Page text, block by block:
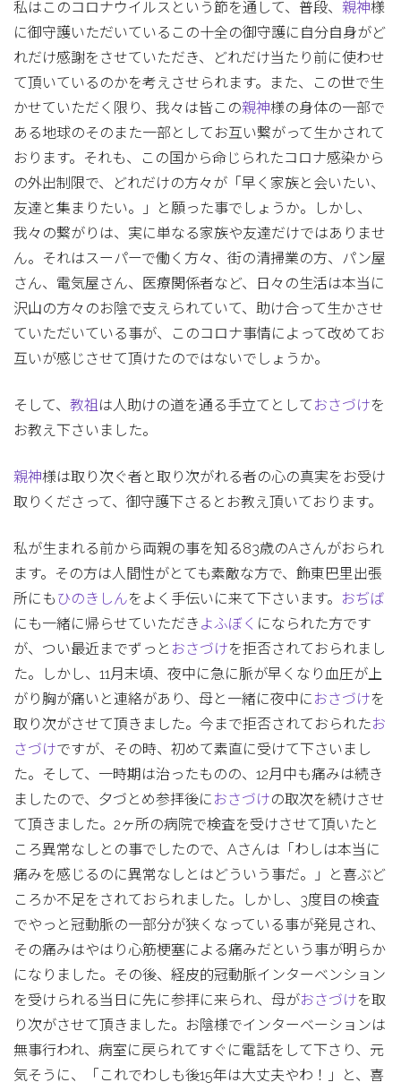
私はこのコロナウイルスという節を通して、普段、 親神様
に御守護いただいているこの十全の御守護に自分自身がど
れだけ感謝をさせていただき、どれだけ当たり前に使わせ
て頂いているのかを考えさせられます。また、この世で生
かせていただく限り、我々は皆この親神様の身体の一部で
ある地球のそのまた一部としてお互い繋がって生かされて
おります。それも、この国から命じられたコロナ感染から
の外出制限で、どれだけの方々が「早く家族と会いたい、
友達と集まりたい。」と願った事でしょうか。しかし、
我々の繋がりは、実に単なる家族や友達だけではありませ
ん。それはスーパーで働く方々、街の清掃業の方、パン屋
さん、電気屋さん、医療関係者など、日々の生活は本当に
沢山の方々のお陰で支えられていて、助け合って生かさせ
ていただいている事が、このコロナ事情によって改めてお
互いが感じさせて頂けたのではないでしょうか。
そして、 教祖 は人助けの道を通る手立てとして おさづけを
お教え下さいました。
親神様は取り次ぐ者と取り次がれる者の心の真実をお受け
取りくださって、御守護下さるとお教え頂いております。
私が生まれる前から両親の事を知る83歳のAさんがおられ
ます。その方は人間性がとても素敵な方で、飾東巴里出張
所にも ひのきしんをよく手伝いに来て下さいます。
おぢば
にも一緒に帰らせていただき よふぼく になられた方です
が、つい最近までずっと おさづけを拒否されておられまし
た。しかし、11月末頃、夜中に急に脈が早くなり血圧が上
がり胸が痛いと連絡があり、母と一緒に夜中に おさづけを
取り次がさせて頂きました。今まで拒否されておられたお
さづけですが、その時、初めて素直に受けて下さいまし
た。そして、一時期は治ったものの、12月中も痛みは続き
ましたので、夕づとめ参拝後に おさづけの取次を続けさせ
て頂きました。2ヶ所の病院で検査を受けさせて頂いたと
ころ異常なしとの事でしたので、Aさんは「わしは本当に
痛みを感じるのに異常なしとはどういう事だ。」と喜ぶど
ころか不足をされておられました。しかし、3度目の検査
でやっと冠動脈の一部分が狭くなっている事が発見され、
その痛みはやはり心筋梗塞による痛みだという事が明らか
になりました。その後、経皮的冠動脈インターベンション
を受けられる当日に先に参拝に来られ、母がおさづけを取
り次がさせて頂きました。お陰様でインターベーションは
無事行われ、病室に戻られてすぐに電話をして下さり、元
気そうに、「これでわしも後15年は大丈夫やわ！」と、喜